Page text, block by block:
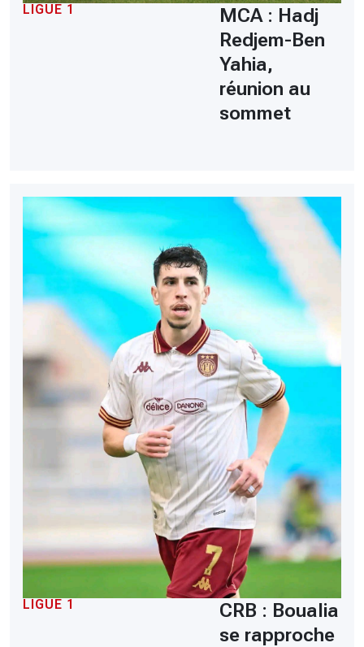
LIGUE 1
MCA : Hadj
Redjem-Ben
Yahia,
réunion au
sommet
LIGUE 1
CRB : Boualia
se rapproche